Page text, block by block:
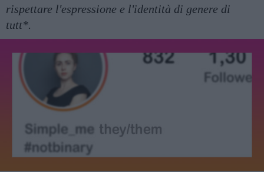
rispettare l'espressione e l'identità di genere di
tutt*.